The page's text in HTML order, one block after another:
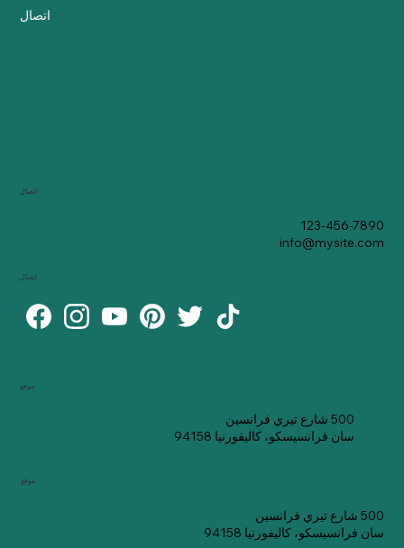
اتصال
موقع
500 شارع تيري فرانسين
سان فرانسيسكو، كاليفورنيا 94158
موقع
500 شارع تيري فرانسين
سان فرانسيسكو، كاليفورنيا 94158
اتصال
123-456-7890
info@mysite.com
اتصال